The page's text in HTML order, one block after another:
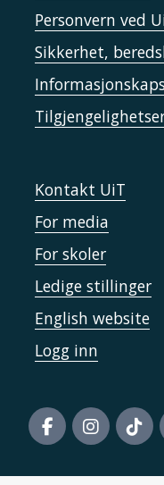
Personvern ved
Sikkerhet,
Kontakt UiT
For media
For skoler
Ledige stillinger
English website
Logg inn